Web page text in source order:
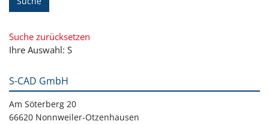
Suche zurücksetzen
Ihre Auswahl: S
S-CAD GmbH
Am Söterberg 20
66620 Nonnweiler-Otzenhausen